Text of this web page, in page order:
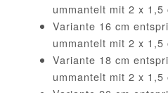
ummantelt mit 2 x 1,5
Variante 16 cm
ummantelt mit 2 x 1,5
Variante 18 cm
ummantelt mit 2 x 1,5